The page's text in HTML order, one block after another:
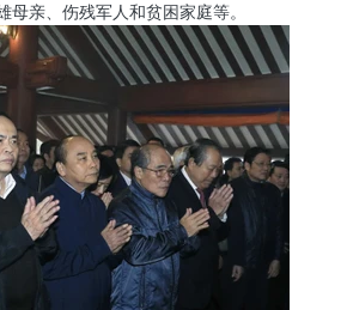
亲、伤残军人和贫困家庭等。